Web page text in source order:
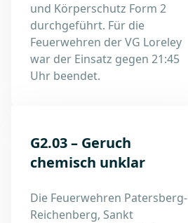
und Körperschutz Form 2
durchgeführt. Für die
Feuerwehren der VG Loreley
war der Einsatz gegen 21:45
Uhr beendet.
G2.03 – Geruch
chemisch unklar
Die Feuerwehren Patersberg-
Reichenberg, Sankt